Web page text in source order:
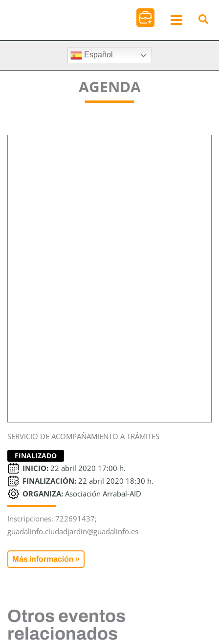
Español
AGENDA
SERVICIO DE ACOMPAÑAMIENTO A TRÁMITES
FINALIZADO
INICIO: 22 abril 2020 17:00 h.
FINALIZACIÓN: 22 abril 2020 18:30 h.
ORGANIZA: Asociación Arrabal-AID
Inscripciones: 722691437;
guadalinfo.ciudadjardin@guadalinfo.es
Más información »
Otros eventos
relacionados